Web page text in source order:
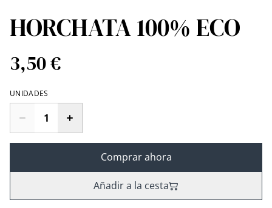
HORCHATA 100% ECO
3,50 €
UNIDADES
Comprar ahora
Añadir a la cesta